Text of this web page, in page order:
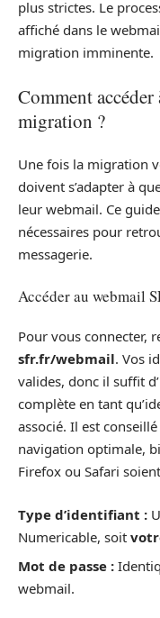
plus strictes. Le
affiché dans le
migration imminente.
Comment
migration ?
Une fois la migration
doivent s’adapter à
leur webmail. Ce
nécessaires pour
messagerie.
Accéder au webmail
Pour vous connecter,
sfr.fr/webmail. Vos
valides, donc il suffit
complète en tant
associé. Il est
navigation optimale,
Firefox ou Safari
Type d’identifiant :
Numericable, soit
Mot de passe :
webmail.